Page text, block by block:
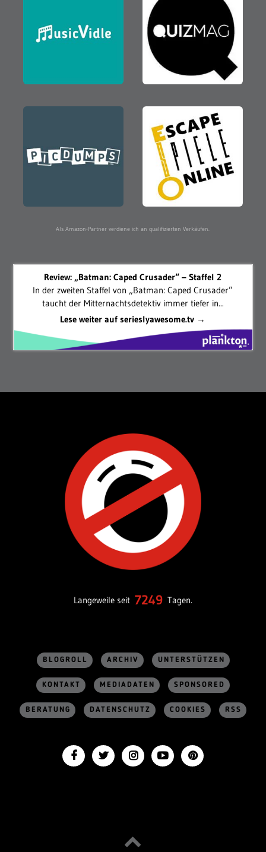
Als Amazon-Partner verdiene ich an qualifizierten Verkäufen.
Review: „Batman: Caped Crusader“ – Staffel 2
In der zweiten Staffel von „Batman: Caped Crusader”
taucht der Mitternachtsdetektiv immer tiefer in...
Lese weiter auf serieslyawesome.tv →
Langeweile seit 7249 Tagen.
BLOGROLL ARCHIV UNTERSTÜTZEN
KONTAKT MEDIADATEN SPONSORED
BERATUNG DATENSCHUTZ COOKIES RSS